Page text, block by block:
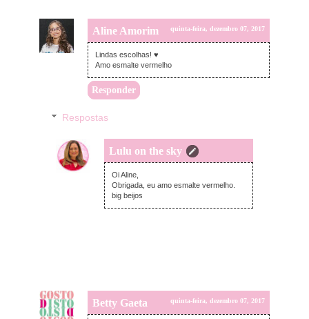
Aline Amorim quinta-feira, dezembro 07, 2017
Lindas escolhas! ♥
Amo esmalte vermelho
Responder
Respostas
Lulu on the sky
sábado, dezembro 09, 2017
Oi Aline,
Obrigada, eu amo esmalte vermelho.
big beijos
Betty Gaeta quinta-feira, dezembro 07, 2017